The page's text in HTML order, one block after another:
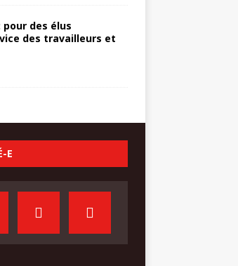
pour des élus
des travailleurs et
E